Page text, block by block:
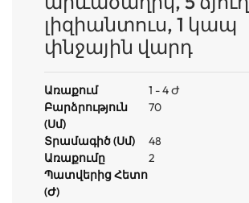
լիզիանտուս, 1 կապ
փնջային վարդ
Առաքում
1 - 4 Ժ
Բարձրություն
(սմ)
70
Տրամագիծ (սմ)
48
Առաքումը
Պատվերից Հետո
(ժ)
2